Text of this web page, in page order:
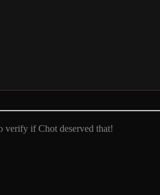
verify if Chot deserved that!